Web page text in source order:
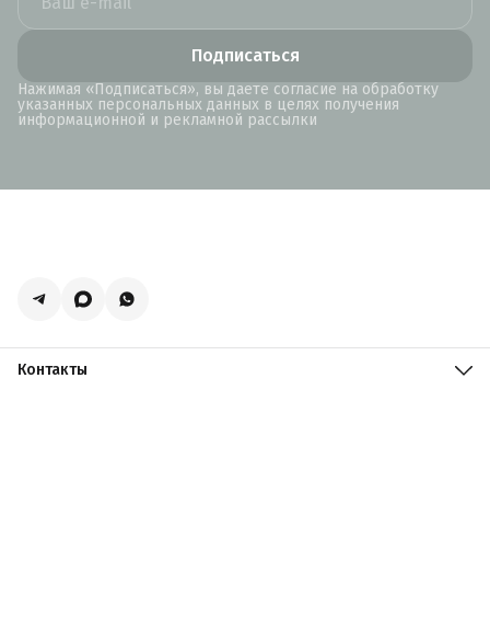
Подписаться
Нажимая «Подписаться», вы даете согласие на обработку
указанных персональных данных в целях получения
информационной и рекламной рассылки
Контакты